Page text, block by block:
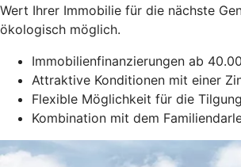
Wert Ihrer Immobilie für die nächste
ökologisch möglich.
Immobilienfinanzierungen ab
Attraktive Konditionen mit einer
Flexible Möglichkeit für die Tilgung
Kombination mit dem